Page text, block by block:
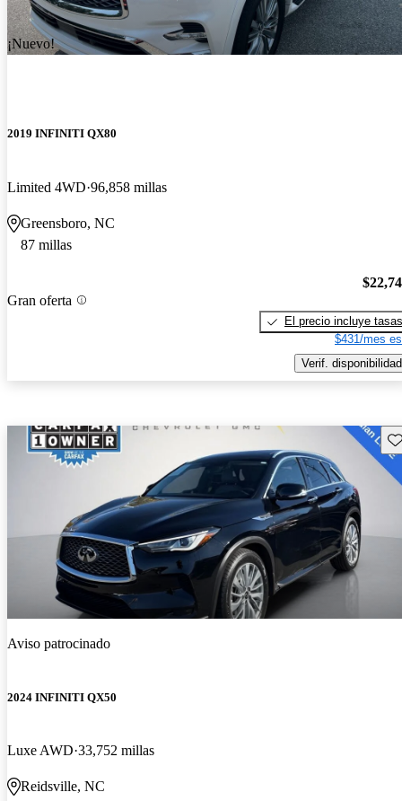
¡Nuevo!
2019 INFINITI QX80
Limited 4WD 96,858 millas
Greensboro, NC
87 millas
Gran oferta
El precio incluye tasas
$431/mes
Verif. disponibilidad
Aviso patrocinado
2024 INFINITI QX50
Luxe AWD 33,752 millas
Reidsville, NC